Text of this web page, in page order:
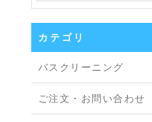
カテゴリ
バスクリーニング
ご注文・お問い合わせ